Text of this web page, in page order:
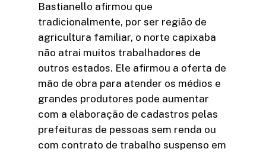
Bastianello afirmou que
tradicionalmente, por ser região de
agricultura familiar, o norte capixaba
não atrai muitos trabalhadores de
outros estados. Ele afirmou a oferta de
mão de obra para atender os médios e
grandes produtores pode aumentar
com a elaboração de cadastros pelas
prefeituras de pessoas sem renda ou
com contrato de trabalho suspenso em